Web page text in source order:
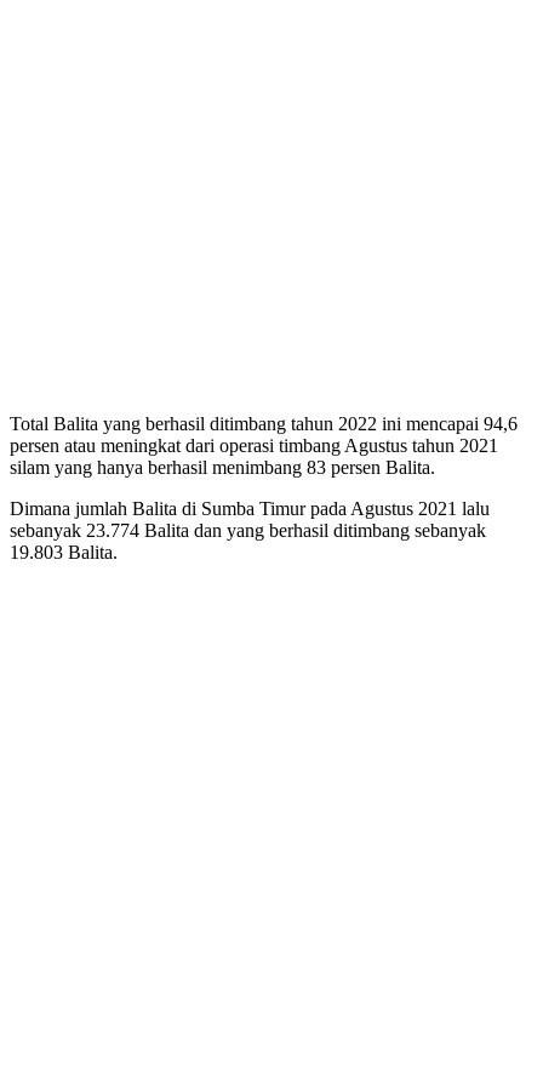
Total Balita yang berhasil ditimbang tahun 2022 ini mencapai 94,6
persen atau meningkat dari operasi timbang Agustus tahun 2021
silam yang hanya berhasil menimbang 83 persen Balita.
Dimana jumlah Balita di Sumba Timur pada Agustus 2021 lalu
sebanyak 23.774 Balita dan yang berhasil ditimbang sebanyak
19.803 Balita.